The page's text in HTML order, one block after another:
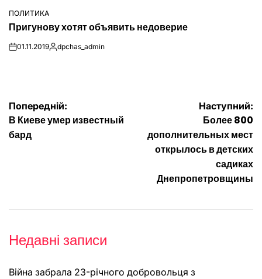
ОПУБЛІКУВАТИ
ПОЛИТИКА
Пригунову хотят объявить недоверие
on01.11.2019Опубліковано
dpchas_admin
Навігація
записів
Попередній:
В Киеве умер известный
бард
Наступний:
Более 800
дополнительных мест
открылось в детских
садиках
Днепропетровщины
Недавні записи
Війна забрала 23-річного добровольця з